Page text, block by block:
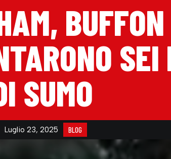
SUMO
Luglio 23, 2025 BLOG